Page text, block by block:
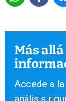
Más
Accede a